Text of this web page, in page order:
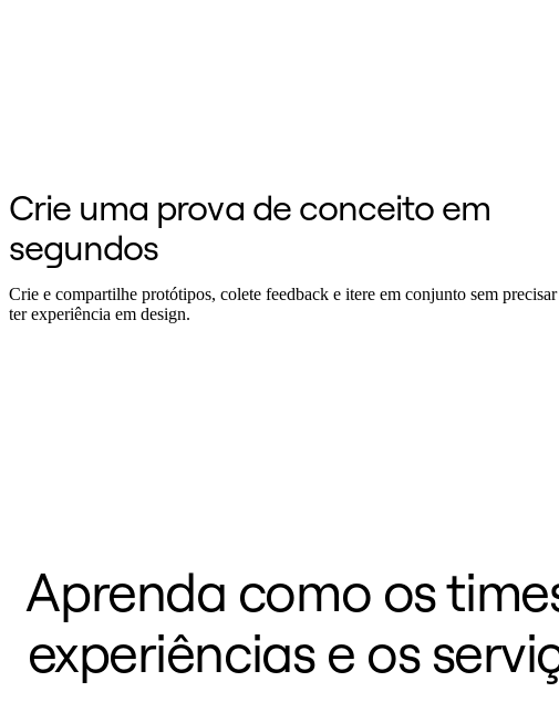
Crie uma prova de conceito em
segundos
Crie e compartilhe protótipos, colete feedback e itere em conjunto sem precisar
ter experiência em design.
Aprenda como os
experiências e os